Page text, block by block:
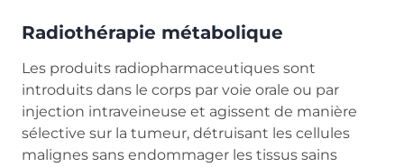
Radiothérapie métabolique
Les produits radiopharmaceutiques sont
introduits dans le corps par voie orale ou par
injection intraveineuse et agissent de manière
sélective sur la tumeur, détruisant les cellules
malignes sans endommager les tissus sains